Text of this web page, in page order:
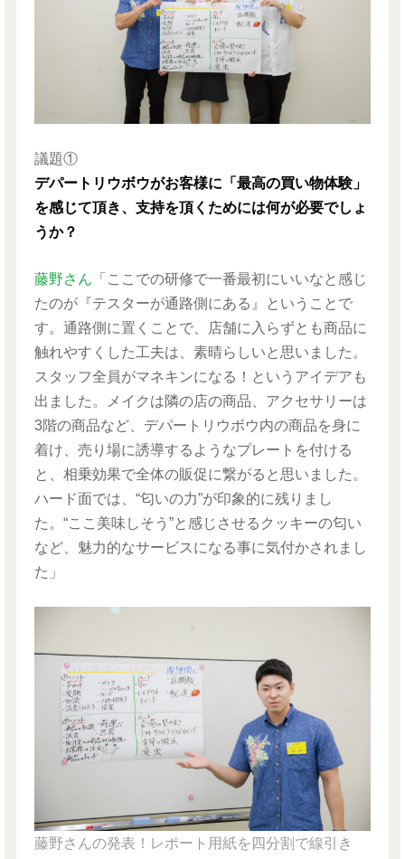
議題①
デパートリウボウがお客様に「最高の買い物体験」
を感じて頂き、支持を頂くためには何が必要でしょ
うか？
藤野さん 「ここでの研修で一番最初にいいなと感じ
たのが『テスターが通路側にある』ということで
す。通路側に置くことで、店舗に入らずとも商品に
触れやすくした工夫は、素晴らしいと思いました。
スタッフ全員がマネキンになる！というアイデアも
出ました。メイクは隣の店の商品、アクセサリーは
3階の商品など、デパートリウボウ内の商品を身に
着け、売り場に誘導するようなプレートを付ける
と、相乗効果で全体の販促に繋がると思いました。
ハード面では、“匂いの力”が印象的に残りまし
た。“ここ美味しそう”と感じさせるクッキーの匂い
など、魅力的なサービスになる事に気付かされまし
た」
藤野さんの発表！レポート用紙を四分割で線引き